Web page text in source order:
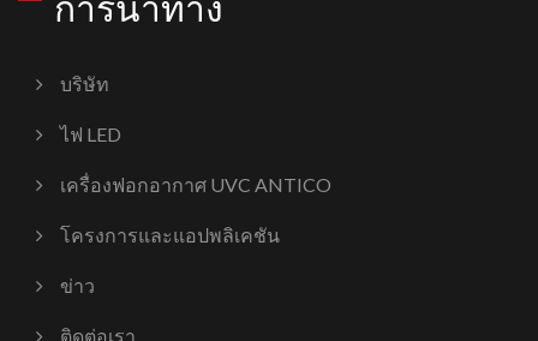
บริษัท
ไฟ LED
เครื่องฟอกอากาศ UVC ANTICO
โครงการและแอปพลิเคชัน
ข่าว
ติดต่อเรา